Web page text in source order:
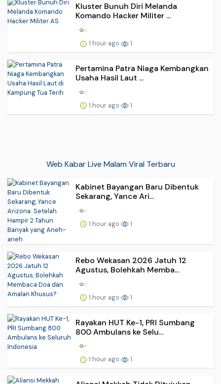
Kluster Bunuh Diri Melanda
Komando Hacker Militer ...
1 hour ago 1
Pertamina Patra Niaga Kembangkan
Usaha Hasil Laut ...
1 hour ago 1
Web Kabar Live Malam Viral Terbaru
Kabinet Bayangan Baru Dibentuk
Sekarang, Yance Ari...
1 hour ago 1
Rebo Wekasan 2026 Jatuh 12
Agustus, Bolehkah Memba...
1 hour ago 1
Rayakan HUT Ke-1, PRI Sumbang
800 Ambulans ke Selu...
1 hour ago 1